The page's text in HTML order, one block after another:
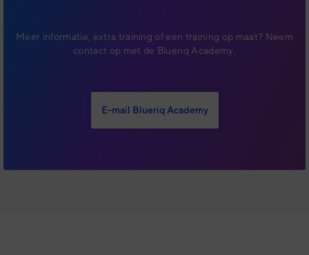
Meer informatie, extra training of een training op maat? Neem
contact op met de Blueriq Academy.
E-mail Blueriq Academy